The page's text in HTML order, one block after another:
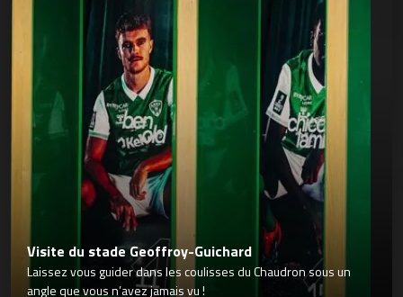
Visite du stade Geoffroy-Guichard
Laissez vous guider dans les coulisses du Chaudron sous un
angle que vous n’avez jamais vu !